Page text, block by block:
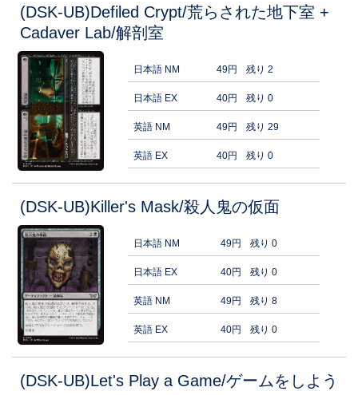
(DSK-UB)Defiled Crypt/荒らされた地下室 +
Cadaver Lab/解剖室
日本語 NM 49円 残り 2
日本語 EX 40円 残り 0
英語 NM 49円 残り 29
英語 EX 40円 残り 0
(DSK-UB)Killer's Mask/殺人鬼の仮面
日本語 NM 49円 残り 0
日本語 EX 40円 残り 0
英語 NM 49円 残り 8
英語 EX 40円 残り 0
(DSK-UB)Let's Play a Game/ゲームをしよう